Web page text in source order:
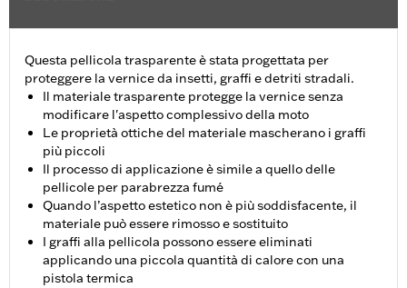
Questa pellicola trasparente è stata progettata per
proteggere la vernice da insetti, graffi e detriti stradali.
Il materiale trasparente protegge la vernice senza
modificare l'aspetto complessivo della moto
Le proprietà ottiche del materiale mascherano i graffi
più piccoli
Il processo di applicazione è simile a quello delle
pellicole per parabrezza fumé
Quando l’aspetto estetico non è più soddisfacente, il
materiale può essere rimosso e sostituito
I graffi alla pellicola possono essere eliminati
applicando una piccola quantità di calore con una
pistola termica